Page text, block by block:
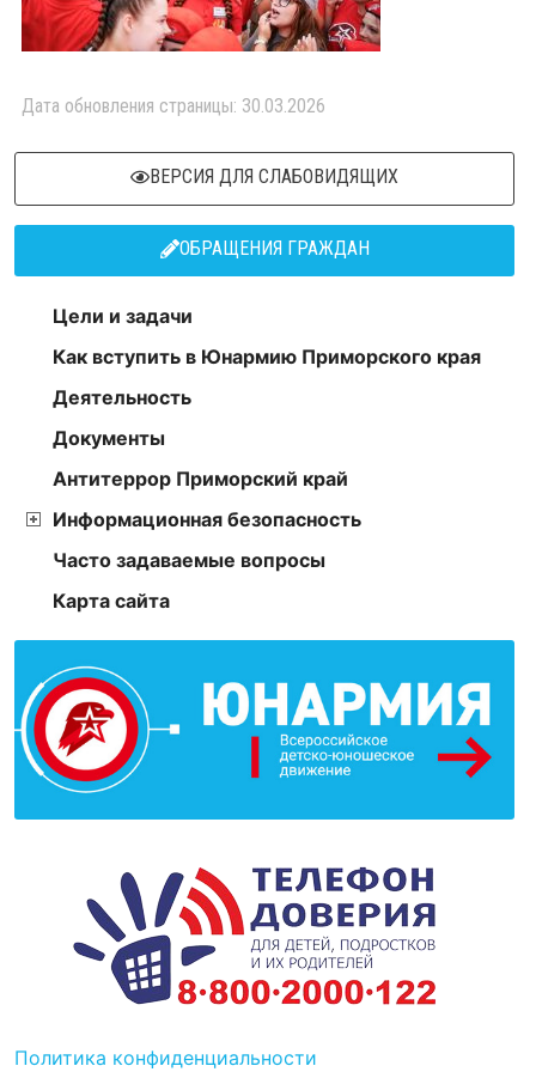
Дата обновления страницы: 30.03.2026
ВЕРСИЯ ДЛЯ СЛАБОВИДЯЩИХ
ОБРАЩЕНИЯ ГРАЖДАН
Цели и задачи
Как вступить в Юнармию Приморского края
Деятельность
Документы
Антитеррор Приморский край
Информационная безопасность
Часто задаваемые вопросы
Карта сайта
Политика конфиденциальности